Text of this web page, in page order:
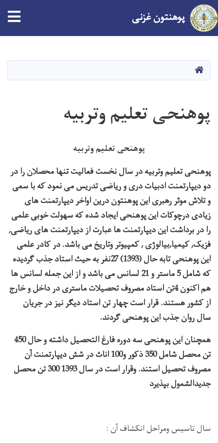
content
پوهنتونغزنی
صفحه اصلی
پوهنحی تعلیم وتربیه
پوهنحی تعلیم وتربیه
پوهنحی تعلیم وتربیه در سال نخست فعالیت تنها محصلان را در
دو دیپارتمنت ادبیات دری و ریاضی تدریس می نمود که با سعی
و تلاش موثر رهبری این پوهنتون درین اواخر دیپارتمنت های
زیادی درچوکات این پوهنحی ایجاد شده که سهولت خوبی علمی
را در برداشت این دیپارتمنت ها عبارت از دیپارتمنت های ریاضی,
فزیک, کیمیا,بیالوژی , کمپیوتر وتاریخ می باشد. در کادر علمی
این پوهنحی تابه حال (1393) 27نفر به حیث استاد جذب گردیده
که شامل 5 ماستر و 21 لسانس می باشد و از این جمله لسانس ها
هم اکنون 4تن استاد مصروف تحصیلات ماستری در داخل و خارج
از کشور هستند. قرار است چهار تن استاد دیگر نیز در جریان
سال روان جذب این پوهنحی گردند.
همچنان این پوهنحی سه دوره فارغ التحصیل داشته و حال 450
تن محصل شامل 350 ذکور و100 اناث در شش دیپارتمنت آن
مصروف تحصیل استند. وقرار است در سال 1393 300 تن محصل
جدیدالشمول بپذیرد
سال تاسیس ومراحل انکشاف آن :